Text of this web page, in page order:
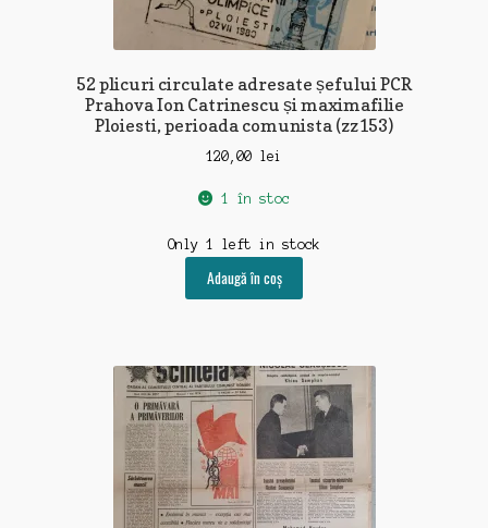
52 plicuri circulate adresate șefului PCR
Prahova Ion Catrinescu și maximafilie
Ploiesti, perioada comunista (zz153)
120,00 lei
1 în stoc
Only 1 left in stock
Adaugă în coș